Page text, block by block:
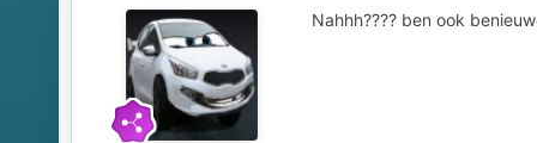
Nahhh???? ben ook